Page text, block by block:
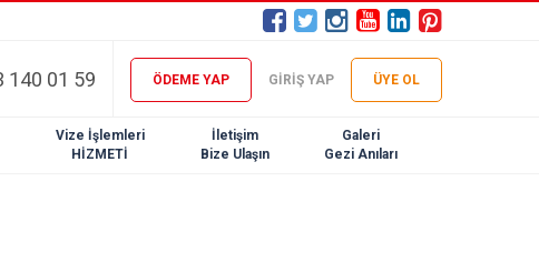
140 01 59 ÖDEME YAP GİRİŞ YAP ÜYE OL
Vize İşlemleri
HİZMETİ
İletişim
Bize Ulaşın
Galeri
Gezi Anıları